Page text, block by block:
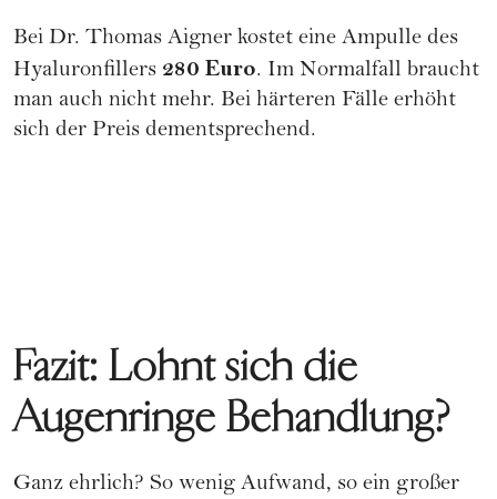
Bei Dr. Thomas Aigner kostet eine Ampulle des
Hyaluronfillers 280 Euro. Im Normalfall braucht
man auch nicht mehr. Bei härteren Fälle erhöht
sich der Preis dementsprechend.
Fazit: Lohnt sich die
Augenringe Behandlung?
Ganz ehrlich? So wenig Aufwand, so ein großer